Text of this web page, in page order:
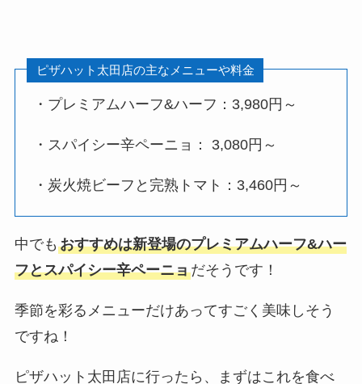
ピザハット太田店の主なメニューや料金
・ プレミアムハーフ&ハーフ：3,980円～
・ スパイシー辛ペーニョ ： 3,080円～
・ 炭火焼ビーフと完熟トマト ： 3,460円～
中でも おすすめは新登場のプレミアムハーフ&ハー
フとスパイシー辛ペーニョだそうです！
季節を彩るメニューだけあってすごく美味しそう
ですね！
ピザハット太田店に行ったら、まずはこれを食べ